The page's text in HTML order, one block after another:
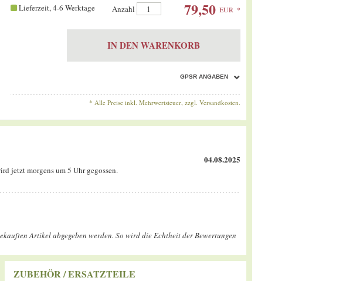
Lieferzeit, 4-6 Werktage Anzahl 79,50 EUR *
IN DEN WARENKORB
GPSR ANGABEN
* Alle Preise inkl. Mehrwertsteuer, zzgl. Versandkosten.
04.08.2025
jetzt morgens um 5 Uhr gegossen.
Artikel abgegeben werden. So wird die Echtheit der Bewertungen
ZUBEHÖR / ERSATZTEILE